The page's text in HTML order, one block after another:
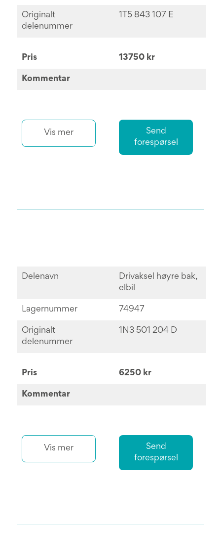
Originalt
delenummer
1T5 843 107 E
Pris 13750 kr
Kommentar
Vis mer
Send
forespørsel
Delenavn
Drivaksel høyre bak,
elbil
Lagernummer 74947
Originalt
delenummer
1N3 501 204 D
Pris 6250 kr
Kommentar
Vis mer
Send
forespørsel